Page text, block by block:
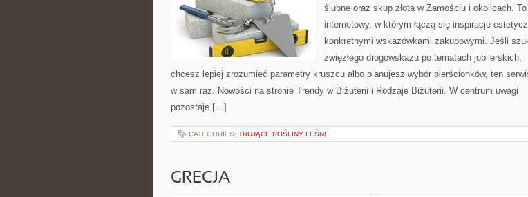
ślubne oraz skup złota w Zamościu i okolicach.
internetowy, w którym łączą się inspiracje
konkretnymi wskazówkami zakupowymi. Jeśli
zwięzłego drogowskazu po tematach jubilerskich,
chcesz lepiej zrozumieć parametry kruszcu albo planujesz wybór pierścionków, ten
w sam raz. Nowości na stronie Trendy w Biżuterii i Rodzaje Biżuterii. W centrum uwagi
pozostaje […]
CATEGORIES: TRUJĄCE ROŚLINY LEŚNE
GRECJA